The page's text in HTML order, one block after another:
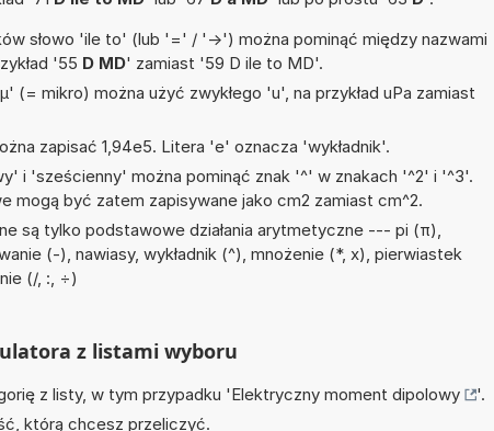
słowo 'ile to' (lub '=' / '->') można pominąć między nazwami
'55 D MD' zamiast '59 D ile to MD'.
(= mikro) można użyć zwykłego 'u', na przykład uPa zamiast
zapisać 1,94e5. Litera 'e' oznacza 'wykładnik'.
i 'sześcienny' można pominąć znak '^' w znakach '^2' i '^3'.
mogą być zatem zapisywane jako cm2 zamiast cm^2.
są tylko podstawowe działania arytmetyczne --- pi (π),
(-), nawiasy, wykładnik (^), mnożenie (*, x), pierwiastek
(/, :, ÷)
z listami wyboru
z listy, w tym przypadku 'Elektryczny moment dipolowy
'.
którą chcesz przeliczyć.